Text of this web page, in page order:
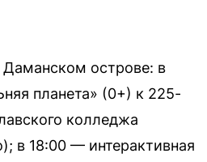
Даманском острове: в
планета» (0+) к 225-
колледжа
в 18:00 — интерактивная